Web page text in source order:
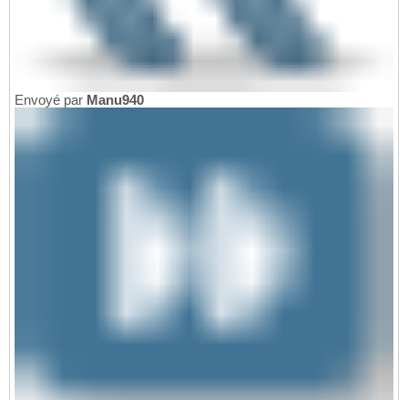
Envoyé par Manu940